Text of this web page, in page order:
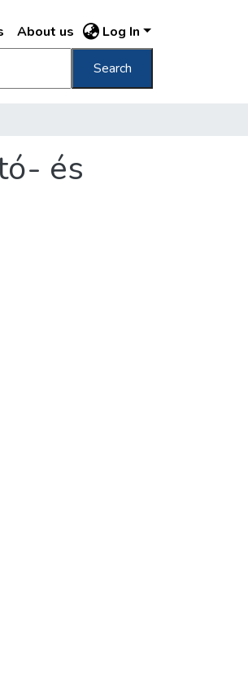
About us Log In
Search
és